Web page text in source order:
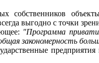
собственников
выгодно с точки
"Программа
закономерность